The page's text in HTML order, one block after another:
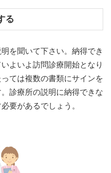
る
を聞いて下さい。納得でき
よいよ訪問診療開始となり
ては複数の書類にサインを
診療所の説明に納得できな
要があるでしょう。